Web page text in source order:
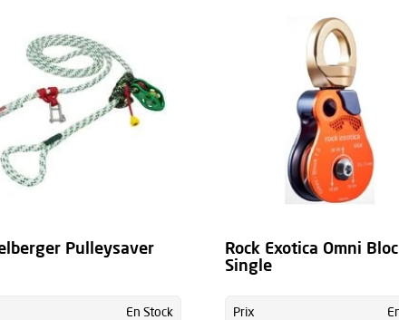
Pulleysaver
En Stock
Rock Exotica Omni
Single
Prix